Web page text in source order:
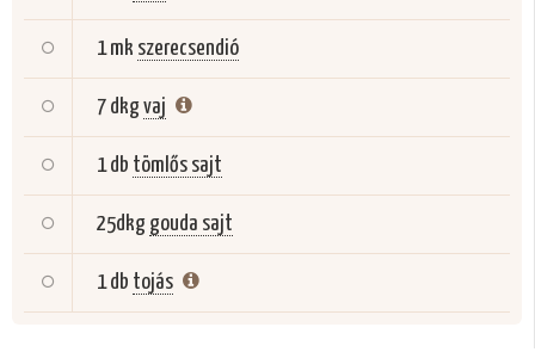
1 mk szerecsendió
7 dkgvaj
1 db tömlős sajt
25dkg gouda sajt
1 db tojás